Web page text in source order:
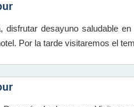
disfrutar desayuno saludable
Por la tarde visitaremos el